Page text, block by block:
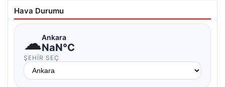
Hava Durumu
☁Ankara
NaN°C
ŞEHIR SEÇ